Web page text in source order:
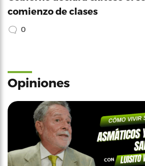
comienzo de clases
0
Opiniones